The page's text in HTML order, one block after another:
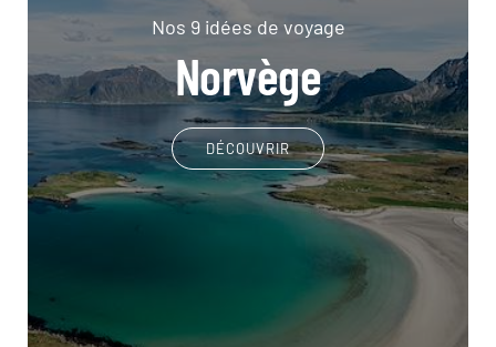
Nos 9 idées de voyage
Norvège
DÉCOUVRIR